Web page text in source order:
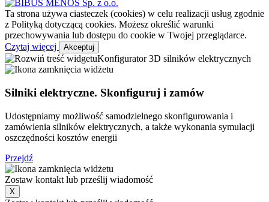
Ta strona używa ciasteczek (cookies) w celu realizacji usług zgodnie
z Polityką dotyczącą cookies. Możesz określić warunki
przechowywania lub dostępu do cookie w Twojej przeglądarce.
Czytaj więcej
Akceptuj
Konfigurator 3D silników elektrycznych
Silniki elektryczne. Skonfiguruj i zamów
Udostępniamy możliwość samodzielnego skonfigurowania i
zamówienia silników elektrycznych, a także wykonania symulacji
oszczędności kosztów energii
Przejdź
Zostaw kontakt lub prześlij wiadomość
X